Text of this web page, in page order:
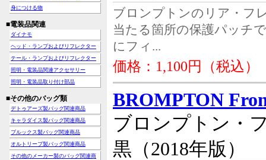
身につける物
■電装品関連
ダイナモ
ヘッド・ランプおよびリフレクター
テール・ランプおよびリフレクター
照明・電装品関連アクセサリー
照明・電装品取り付け部品
■その他のバッグ類
デトゥアーズ製バッグ関連商品
キャラダイス製バッグ関連商品
ブルックス製バッグ関連商品
オルトリーブ製バッグ関連商品
その他のメーカー製のバッグ関連商
ブロンプトンのリア・フ
当たる箇所の保護パッチ
にフィ...
価格：1,100円（税込）
BROMPTON
ブロンプトン・
黒（2018年版）